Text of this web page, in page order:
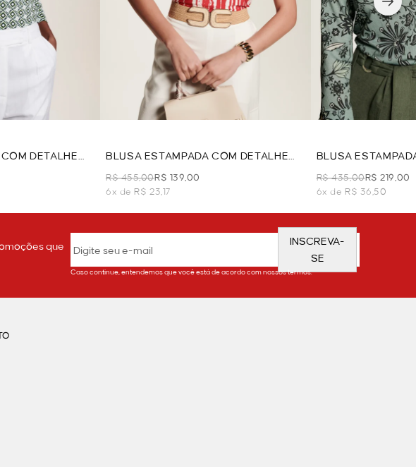
DETALHE
BLUSA ESTAMPADA COM DETALHE
NO DECOTE - VERMELHO
R$ 455,00R$ 139,00
6x de R$ 23,17
BLUSA
OURO - VERDE
R$ 435,00R$ 219,00
6x de R$ 36,50
que
INSCREVA-
SE
Caso continue, entendemos que você está de acordo com nossos termos.